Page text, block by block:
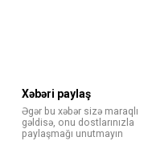
Xəbəri paylaş
Əgər bu xəbər sizə maraqlı
gəldisə, onu dostlarınızla
paylaşmağı unutmayın